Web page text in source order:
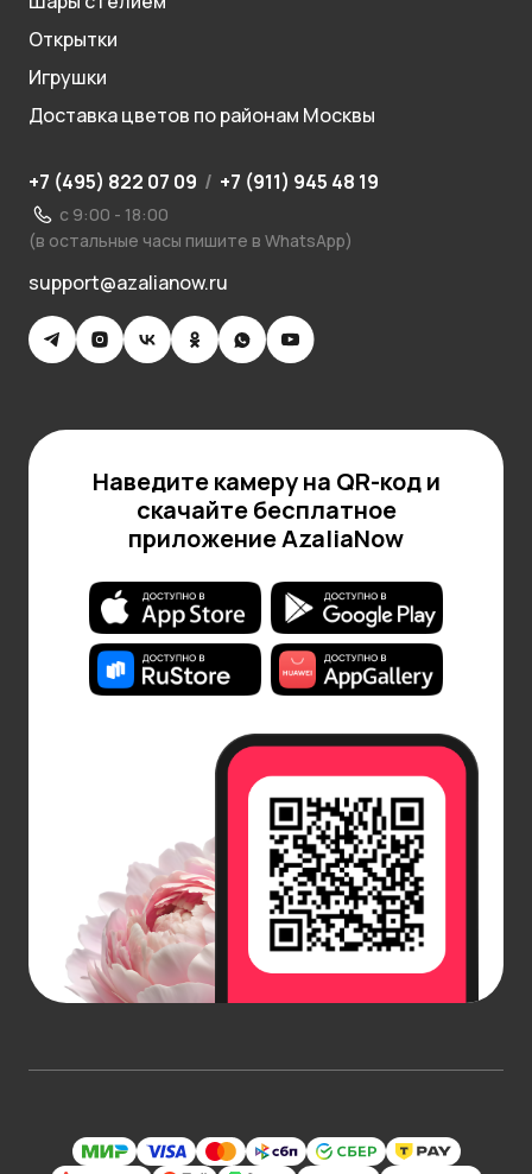
Открытки
Игрушки
Доставка цветов по районам Москвы
+7 (495) 822 07 09 / +7 (911) 945 48 19
с 9:00 - 18:00
(в остальные часы пишите в WhatsApp)
support@azalianow.ru
Наведите камеру на QR-код и
скачайте бесплатное
приложение AzaliaNow